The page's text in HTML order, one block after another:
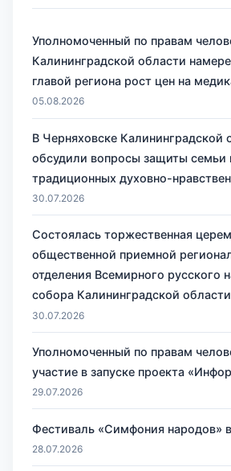
Уполномоченный по правам
Калининградской области
главой региона рост цен на
05.08.2026
В Черняховске Калининградской
обсудили вопросы защиты семьи
традиционных духовно-
30.07.2026
Состоялась торжественная
общественной приемной
отделения Всемирного русского
собора Калининградской области
30.07.2026
Уполномоченный по правам
участие в запуске проекта
29.07.2026
Фестиваль «Симфония народов»
28.07.2026